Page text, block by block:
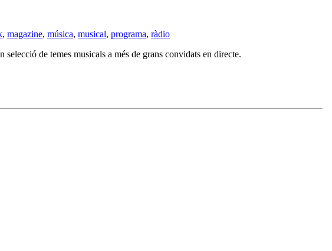
, magazine, música, musical, programa, ràdio
de temes musicals a més de grans convidats en directe.